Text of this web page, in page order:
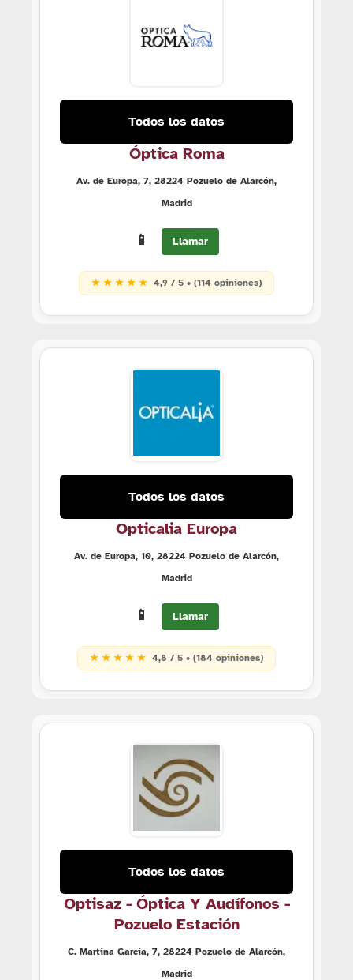
Todos los datos
Óptica Roma
Av. de Europa, 7, 28224 Pozuelo de Alarcón,
Madrid
📱 Llamar
★ ★ ★ ★ ★ 4,9 / 5 • (114 opiniones)
Todos los datos
Opticalia Europa
Av. de Europa, 10, 28224 Pozuelo de Alarcón,
Madrid
📱 Llamar
★ ★ ★ ★ ★ 4,8 / 5 • (184 opiniones)
Todos los datos
Optisaz - Óptica Y Audífonos -
Pozuelo Estación
C. Martina García, 7, 28224 Pozuelo de Alarcón,
Madrid